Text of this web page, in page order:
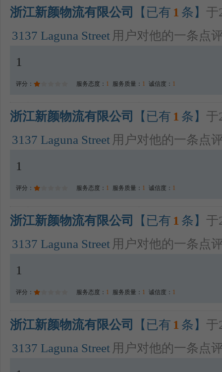
浙江新颜物流有限公司 【已有 1 条】 于
3137 Laguna Street 用户对他的一条点
1
评分： 服务态度： 1 服务质量： 1 诚信度： 1
浙江新颜物流有限公司 【已有 1 条】 于
3137 Laguna Street 用户对他的一条点
1
评分： 服务态度： 1 服务质量： 1 诚信度： 1
浙江新颜物流有限公司 【已有 1 条】 于
3137 Laguna Street 用户对他的一条点
1
评分： 服务态度： 1 服务质量： 1 诚信度： 1
浙江新颜物流有限公司 【已有 1 条】 于
3137 Laguna Street 用户对他的一条点